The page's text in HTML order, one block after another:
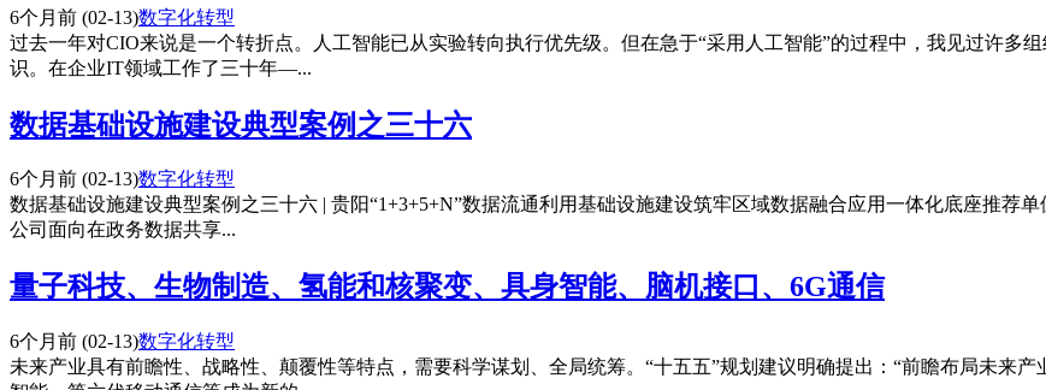
6个月前 (02-13)数字化转型
过去一年对CIO来说是一个转折点。人工智能已从实验转向执行优先级。但在急于“采用人工智能”的过程中，我见过许
识。在企业IT领域工作了三十年—...
数据基础设施建设典型案例之三十六
6个月前 (02-13)数字化转型
数据基础设施建设典型案例之三十六 | 贵阳“1+3+5+N”数据流通利用基础设施建设筑牢区域数据融合应用一体化底座推荐
公司面向在政务数据共享...
量子科技、生物制造、氢能和核聚变、具身智能、脑机接口、6G通信
6个月前 (02-13)数字化转型
未来产业具有前瞻性、战略性、颠覆性等特点，需要科学谋划、全局统筹。“十五五”规划建议明确提出：“前瞻布局未来